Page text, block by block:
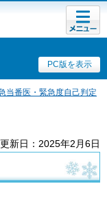
PC版を表示
メニュ
ー
当番医・緊急度自己判定
更新日：2025年2月6日